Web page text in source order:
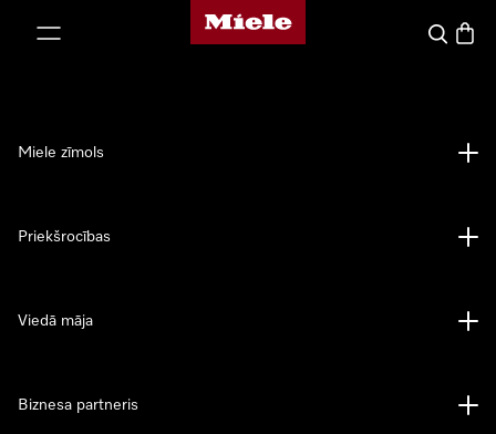
Miele mājas lapa
Miele zīmols
Priekšrocības
Viedā māja
Biznesa partneris